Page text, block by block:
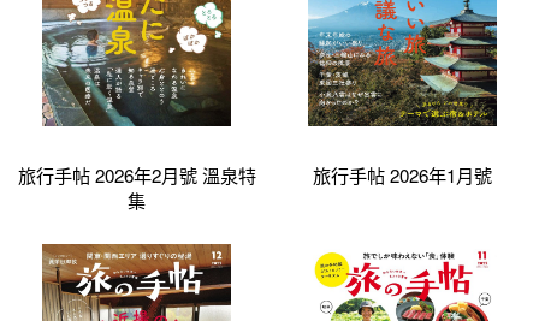
旅行手帖 2026年2月號 溫泉特
集
旅行手帖 2026年1月號